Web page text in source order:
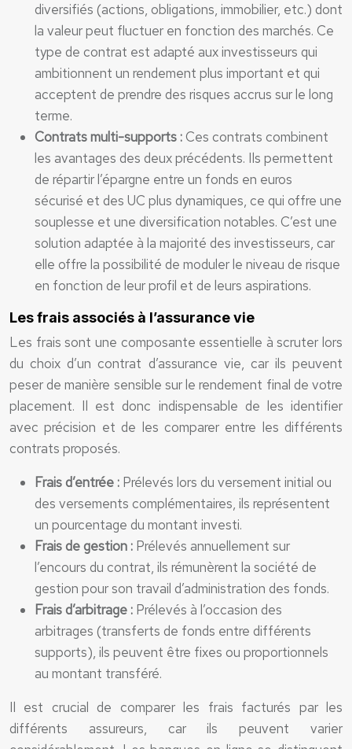
diversifiés (actions, obligations, immobilier, etc.) dont
la valeur peut fluctuer en fonction des marchés. Ce
type de contrat est adapté aux investisseurs qui
ambitionnent un rendement plus important et qui
acceptent de prendre des risques accrus sur le long
terme.
Contrats multi-supports :Ces contrats combinent
les avantages des deux précédents. Ils permettent
de répartir l’épargne entre un fonds en euros
sécurisé et des UC plus dynamiques, ce qui offre une
souplesse et une diversification notables. C’est une
solution adaptée à la majorité des investisseurs, car
elle offre la possibilité de moduler le niveau de risque
en fonction de leur profil et de leurs aspirations.
Les frais associés à l’assurance vie
Les frais sont une composante essentielle à scruter lors
du choix d’un contrat d’assurance vie, car ils peuvent
peser de manière sensible sur le rendement final de votre
placement. Il est donc indispensable de les identifier
avec précision et de les comparer entre les différents
contrats proposés.
Frais d’entrée : Prélevés lors du versement initial ou
des versements complémentaires, ils représentent
un pourcentage du montant investi.
Frais de gestion : Prélevés annuellement sur
l’encours du contrat, ils rémunèrent la société de
gestion pour son travail d’administration des fonds.
Frais d’arbitrage : Prélevés à l’occasion des
arbitrages (transferts de fonds entre différents
supports), ils peuvent être fixes ou proportionnels
au montant transféré.
Il est crucial de comparer les frais facturés par les
différents assureurs, car ils peuvent varier